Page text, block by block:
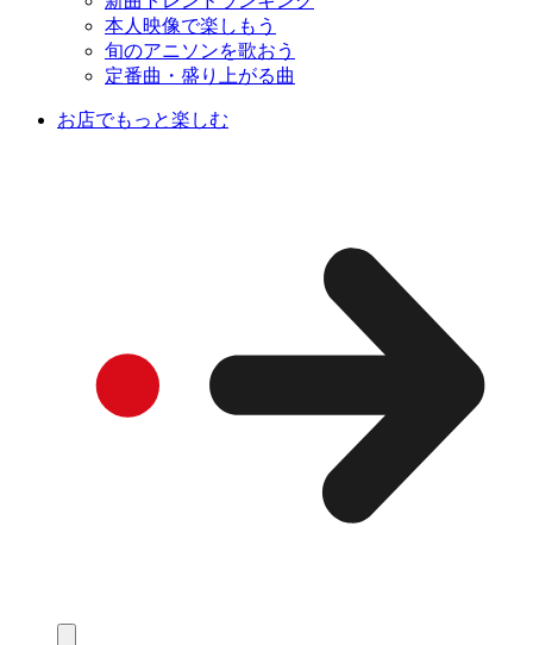
本人映像で楽しもう
旬のアニソンを歌おう
定番曲・盛り上がる曲
お店でもっと楽しむ